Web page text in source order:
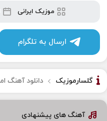
موزیک ایرانی
ارسال به تلگرام
گلسارموزیک دانلود آهنگ
آهنگ های پیشنهادی